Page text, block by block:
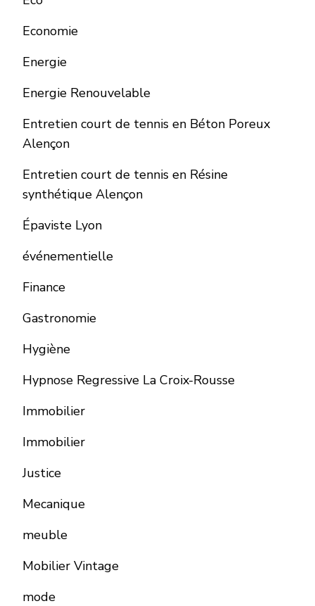
Economie
Energie
Energie Renouvelable
Entretien court de tennis en Béton Poreux
Alençon
Entretien court de tennis en Résine
synthétique Alençon
Épaviste Lyon
événementielle
Finance
Gastronomie
Hygiène
Hypnose Regressive La Croix-Rousse
Immobilier
Immobilier
Justice
Mecanique
meuble
Mobilier Vintage
mode